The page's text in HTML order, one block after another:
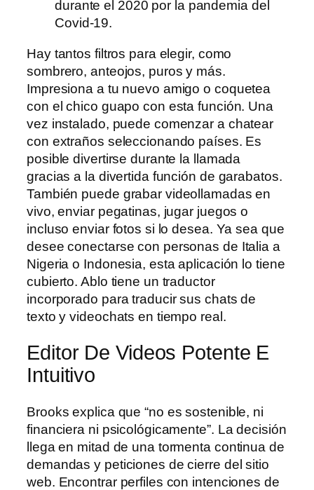
durante el 2020 por la pandemia del
Covid-19.
Hay tantos filtros para elegir, como
sombrero, anteojos, puros y más.
Impresiona a tu nuevo amigo o coquetea
con el chico guapo con esta función. Una
vez instalado, puede comenzar a chatear
con extraños seleccionando países. Es
posible divertirse durante la llamada
gracias a la divertida función de garabatos.
También puede grabar videollamadas en
vivo, enviar pegatinas, jugar juegos o
incluso enviar fotos si lo desea. Ya sea que
desee conectarse con personas de Italia a
Nigeria o Indonesia, esta aplicación lo tiene
cubierto. Ablo tiene un traductor
incorporado para traducir sus chats de
texto y videochats en tiempo real.
Editor De Videos Potente E
Intuitivo
Brooks explica que “no es sostenible, ni
financiera ni psicológicamente”. La decisión
llega en mitad de una tormenta continua de
demandas y peticiones de cierre del sitio
web. Encontrar perfiles con intenciones de